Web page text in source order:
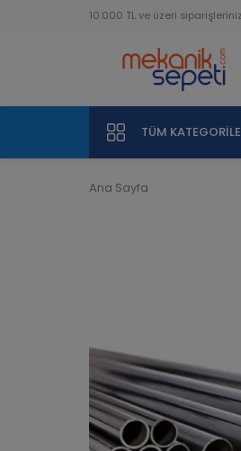
10.000 TL ve üzeri
TÜM
Ana Sayfa